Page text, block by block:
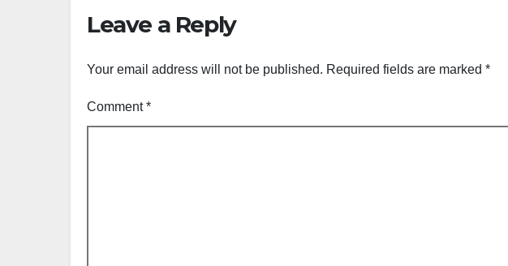
Leave a Reply
Your email address will not be published. Required fields are marked *
Comment*